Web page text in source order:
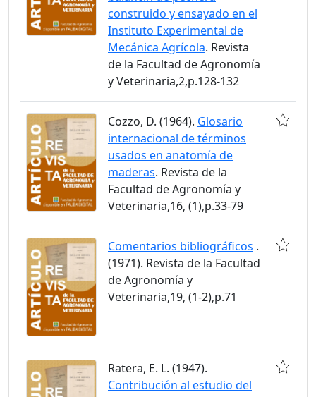
construido y ensayado en el
Instituto Experimental de
Mecánica Agrícola. Revista
de la Facultad de Agronomía
y Veterinaria,2,p.128-132
Cozzo, D. (1964). Glosario
internacional de términos
usados en anatomía de
maderas. Revista de la
Facultad de Agronomía y
Veterinaria,16, (1),p.33-79
Comentarios bibliográficos .
(1971). Revista de la Facultad
de Agronomía y
Veterinaria,19, (1-2),p.71
Ratera, E. L. (1947).
Contribución al estudio del